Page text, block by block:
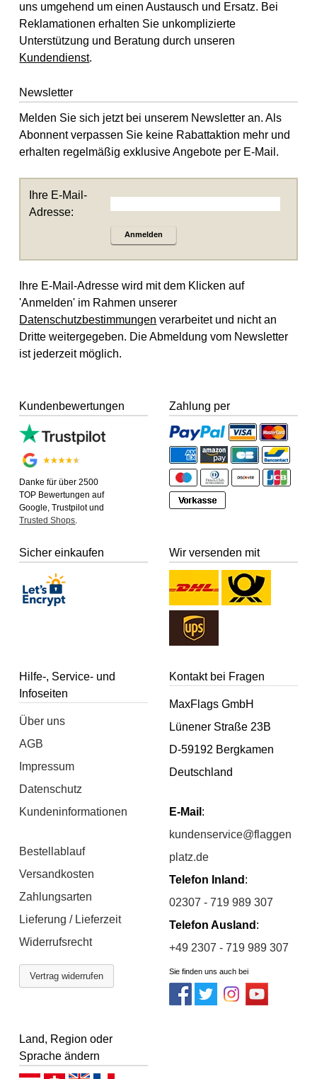
uns umgehend um einen Austausch und Ersatz. Bei
Reklamationen erhalten Sie unkomplizierte
Unterstützung und Beratung durch unseren
Kundendienst.
Newsletter
Melden Sie sich jetzt bei unserem Newsletter an. Als
Abonnent verpassen Sie keine Rabattaktion mehr und
erhalten regelmäßig exklusive Angebote per E-Mail.
Ihre E-Mail-
Adresse:
Anmelden
Ihre E-Mail-Adresse wird mit dem Klicken auf
'Anmelden' im Rahmen unserer
Datenschutzbestimmungen verarbeitet und nicht an
Dritte weitergegeben. Die Abmeldung vom Newsletter
ist jederzeit möglich.
Kundenbewertungen
Danke für über 2500
TOP Bewertungen auf
Google, Trustpilot und
Trusted Shops.
Zahlung per
Sicher einkaufen Wir versenden mit
Hilfe-, Service- und
Infoseiten
Über uns
AGB
Impressum
Datenschutz
Kundeninformationen
Bestellablauf
Versandkosten
Zahlungsarten
Lieferung / Lieferzeit
Widerrufsrecht
Vertrag widerrufen
Kontakt bei Fragen
MaxFlags GmbH
Lünener Straße 23B
D-59192 Bergkamen
Deutschland
E-Mail :
kundenservice@flaggen
platz.de
Telefon Inland :
02307 - 719 989 307
Telefon Ausland :
+49 2307 - 719 989 307
Sie finden uns auch bei
Land, Region oder
Sprache ändern